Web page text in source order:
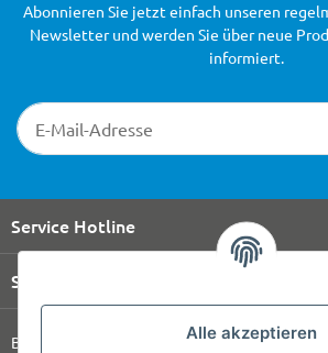
Alle akzeptieren
Newsletter-Registrierung
Abonnieren Sie jetzt einfach unseren
Newsletter und werden Sie über neue
informiert.
Service Hotline
Shop Service
Barrierefreiheitserklärung